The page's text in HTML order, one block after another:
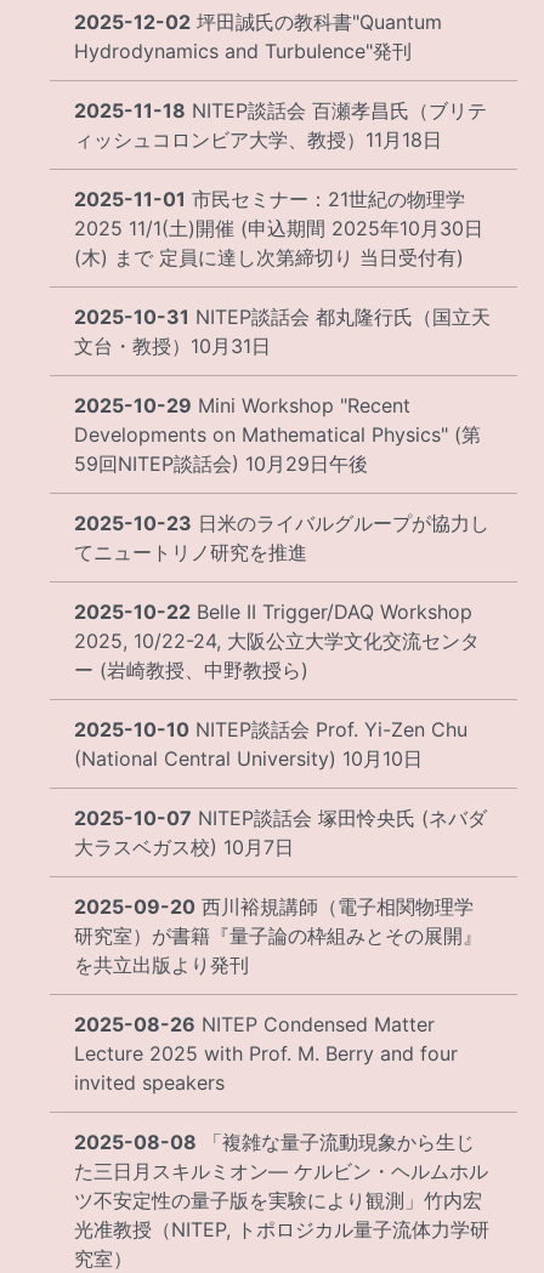
2025-12-02 坪田誠氏の教科書"Quantum
Hydrodynamics and Turbulence"発刊
2025-11-18 NITEP談話会 百瀬孝昌氏（ブリテ
ィッシュコロンビア大学、教授）11月18日
2025-11-01 市民セミナー：21世紀の物理学
2025 11/1(土)開催 (申込期間 2025年10月30日
(木) まで 定員に達し次第締切り 当日受付有)
2025-10-31 NITEP談話会 都丸隆行氏（国立天
文台・教授）10月31日
2025-10-29 Mini Workshop "Recent
Developments on Mathematical Physics" (第
59回NITEP談話会) 10月29日午後
2025-10-23 日米のライバルグループが協力し
てニュートリノ研究を推進
2025-10-22 Belle II Trigger/DAQ Workshop
2025, 10/22-24, 大阪公立大学文化交流センタ
ー (岩崎教授、中野教授ら)
2025-10-10 NITEP談話会 Prof. Yi-Zen Chu
(National Central University) 10月10日
2025-10-07 NITEP談話会 塚田怜央氏 (ネバダ
大ラスベガス校) 10月7日
2025-09-20 西川裕規講師（電子相関物理学
研究室）が書籍『量子論の枠組みとその展開』
を共立出版より発刊
2025-08-26 NITEP Condensed Matter
Lecture 2025 with Prof. M. Berry and four
invited speakers
2025-08-08 「複雑な量子流動現象から生じ
た三日月スキルミオン― ケルビン・ヘルムホル
ツ不安定性の量子版を実験により観測」竹内宏
光准教授（NITEP, トポロジカル量子流体力学研
究室）